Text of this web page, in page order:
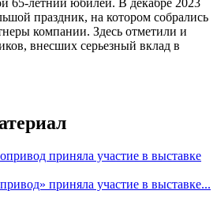
праздник, на котором собрались
компании. Здесь отметили и
внесших серьезный вклад в
приняла участие в выставке...